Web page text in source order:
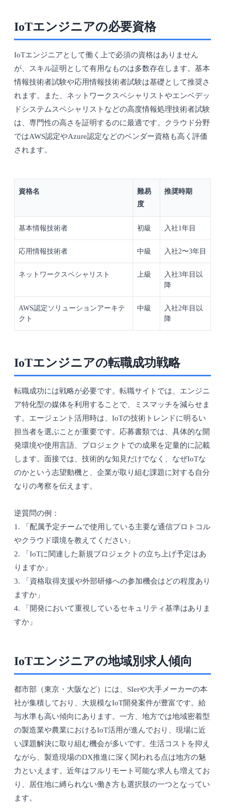
IoTエンジニアの必要資格
IoTエンジニアとして働く上で必須の資格はありません
が、スキル証明として有用なものは多数存在します。基本
情報技術者試験や応用情報技術者試験は基礎として推奨さ
れます。また、ネットワークスペシャリストやエンベデッ
ドシステムスペシャリストなどの高度情報処理技術者試験
は、専門性の高さを証明するのに最適です。クラウド分野
ではAWS認定やAzure認定などのベンダー資格も高く評価
されます。
資格名
難易
度
推奨時期
基本情報技術者 初級 入社1年目
応用情報技術者 中級 入社2〜3年目
ネットワークスペシャリスト 上級
入社3年目以
降
AWS認定ソリューションアーキテ
クト
中級
入社2年目以
降
IoTエンジニアの転職成功戦略
転職成功には戦略が必要です。転職サイトでは、エンジニ
ア特化型の媒体を利用することで、ミスマッチを減らせま
す。エージェント活用時は、IoTの技術トレンドに明るい
担当者を選ぶことが重要です。応募書類では、具体的な開
発環境や使用言語、プロジェクトでの成果を定量的に記載
します。面接では、技術的な知見だけでなく、なぜIoTな
のかという志望動機と、企業が取り組む課題に対する自分
なりの考察を伝えます。
逆質問の例：
1. 「配属予定チームで使用している主要な通信プロトコル
やクラウド環境を教えてください」
2. 「IoTに関連した新規プロジェクトの立ち上げ予定はあ
りますか」
3. 「資格取得支援や外部研修への参加機会はどの程度あり
ますか」
4. 「開発において重視しているセキュリティ基準はありま
すか」
IoTエンジニアの地域別求人傾向
都市部（東京・大阪など）には、SIerや大手メーカーの本
社が集積しており、大規模なIoT開発案件が豊富です。給
与水準も高い傾向にあります。一方、地方では地域密着型
の製造業や農業におけるIoT活用が進んでおり、現場に近
い課題解決に取り組む機会が多いです。生活コストを抑え
ながら、製造現場のDX推進に深く関われる点は地方の魅
力といえます。近年はフルリモート可能な求人も増えてお
り、居住地に縛られない働き方も選択肢の一つとなってい
ます。